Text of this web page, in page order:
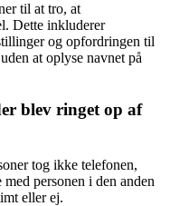
til at tro, at
Dette inkluderer
og opfordringen til
at oplyse navnet på
blev ringet op af
tog ikke telefonen,
personen i den anden
eller ej.